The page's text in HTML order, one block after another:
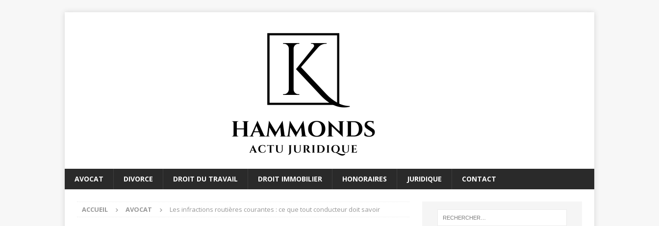
AVOCAT DIVORCE DROIT DU TRAVAIL DROIT IMMOBILIER HONORAIRES JURIDIQUE CONTACT
ACCUEIL AVOCAT Les infractions routières courantes : ce que tout conducteur doit savoir